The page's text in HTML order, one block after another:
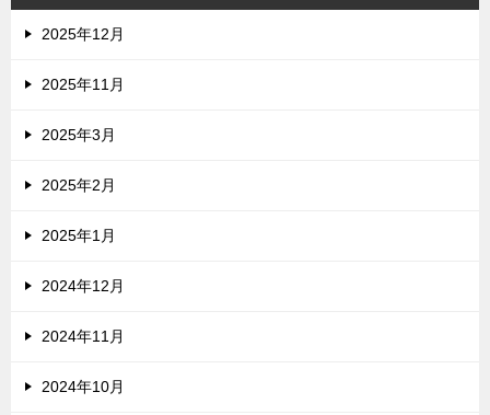
2025年12月
2025年11月
2025年3月
2025年2月
2025年1月
2024年12月
2024年11月
2024年10月